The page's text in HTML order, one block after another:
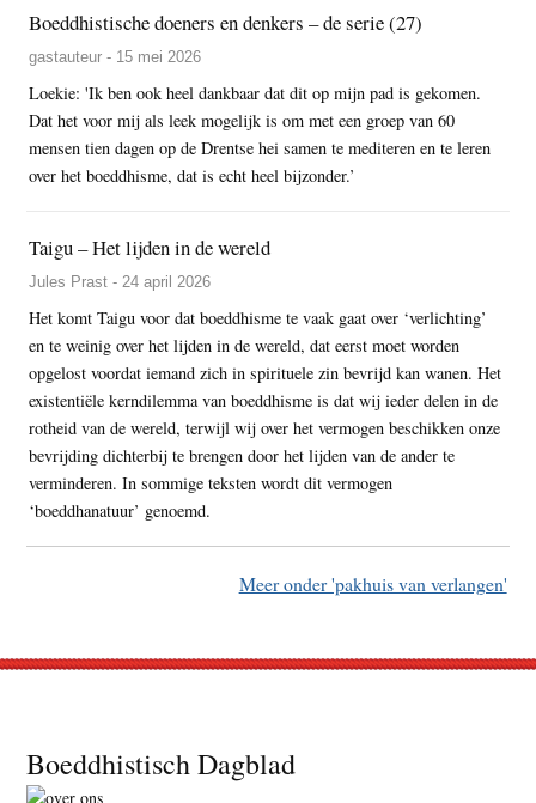
Boeddhistische doeners en denkers – de serie (27)
gastauteur - 15 mei 2026
Loekie: 'Ik ben ook heel dankbaar dat dit op mijn pad is gekomen.
Dat het voor mij als leek mogelijk is om met een groep van 60
mensen tien dagen op de Drentse hei samen te mediteren en te leren
over het boeddhisme, dat is echt heel bijzonder.’
Taigu – Het lijden in de wereld
Jules Prast - 24 april 2026
Het komt Taigu voor dat boeddhisme te vaak gaat over ‘verlichting’
en te weinig over het lijden in de wereld, dat eerst moet worden
opgelost voordat iemand zich in spirituele zin bevrijd kan wanen. Het
existentiële kerndilemma van boeddhisme is dat wij ieder delen in de
rotheid van de wereld, terwijl wij over het vermogen beschikken onze
bevrijding dichterbij te brengen door het lijden van de ander te
verminderen. In sommige teksten wordt dit vermogen
‘boeddhanatuur’ genoemd.
Meer onder 'pakhuis van verlangen'
Footer
Boeddhistisch Dagblad